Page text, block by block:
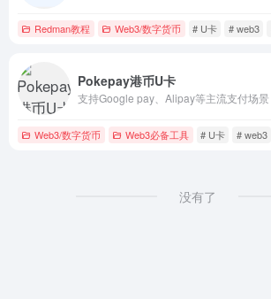
Redman教程 Web3/数字货币 # U卡 # web3
Pokepay港币U卡
支持Google pay、Alipay等主流支付场景
Web3/数字货币 Web3必备工具 # U卡 # web3
没有了